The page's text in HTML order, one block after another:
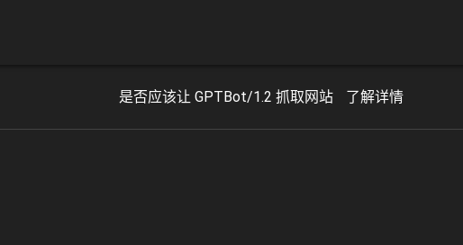
是否应该让 GPTBot/1.2 抓取网站 了解详情